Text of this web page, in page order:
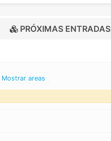
PRÓXIMAS ENTRADAS
Mostrar areas